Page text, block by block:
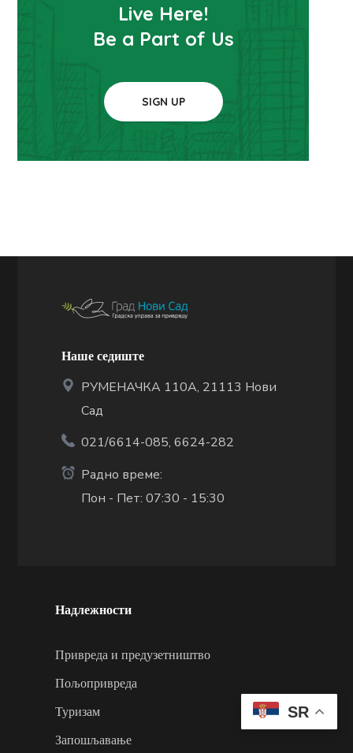
Live Here!
Be a Part of Us
SIGN UP
Наше седиште
РУМЕНАЧКА 110А, 21113 Нови
Сад
021/6614-085, 6624-282
Радно време:
Пон - Пет: 07:30 - 15:30
Надлежности
Привреда и предузетништво
Пољопривреда
Туризам
Запошљавање
SR